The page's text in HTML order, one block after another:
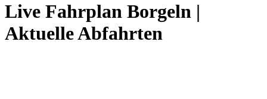
Live Fahrplan Borgeln |
Aktuelle Abfahrten